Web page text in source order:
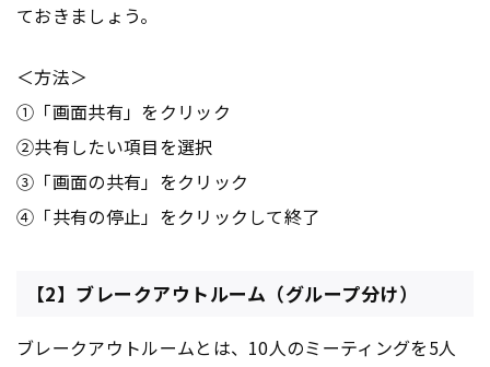
ておきましょう。
＜方法＞
①「画面共有」をクリック
②共有したい項目を選択
③「画面の共有」をクリック
④「共有の停止」をクリックして終了
【2】ブレークアウトルーム（グループ分け）
ブレークアウトルームとは、10人のミーティングを5人